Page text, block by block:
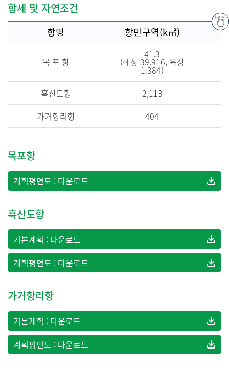
항세 및 자연조건
항명 항만구역(k㎡)
목 포 항
41.3
(해상 39.916, 육상
1.384)
흑산도항
2,113
가거항리항
404
목포항
계획평면도 : 다운로드
흑산도항
기본계획 : 다운로드
계획평면도 : 다운로드
가거항리항
기본계획 : 다운로드
계획평면도 : 다운로드